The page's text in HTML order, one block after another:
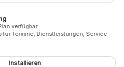
verfügbar
für Termine, Dienstleistungen, Service
Installieren